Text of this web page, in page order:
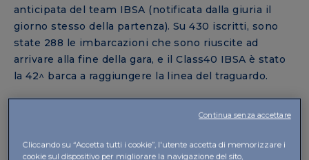
anticipata del team IBSA (notificata dalla giuria il
giorno stesso della partenza). Su 430 iscritti, sono
state 288 le imbarcazioni che sono riuscite ad
arrivare alla fine della gara, e il Class40 IBSA è stato
la 42^ barca a raggiungere la linea del traguardo.
C’è la soddisfazione per aver portato a termine una
regata difficile, l’abbraccio con gli altri team della
molto dura– commentaAlberto Bona–ma
Cliccando su “Accetta tutti i cookie”, l'utente accetta di memorizzare i
cookie sul dispositivo per migliorare la navigazione del sito,
Continua senza accettare